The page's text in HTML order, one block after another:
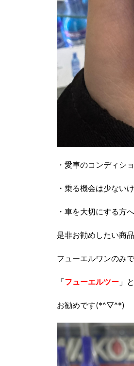
・愛車のコンディシ
・乗る機会は少ないけ
・車を大切にする方
是非お勧めしたい商
フューエルワンのみ
「フューエルツー 」
お勧めです(*^▽^*)